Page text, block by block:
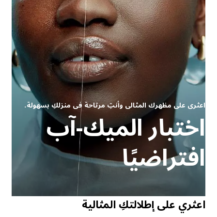
اعثري على مظهرك المثالي وأنتِ مرتاحة في منزلكِ بسهولة.
اختبار الميك-آب
افتراضيًا
اعثري على إطلالتكِ المثالية